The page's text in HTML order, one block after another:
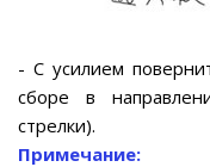
- С усилием
сборе в
стрелки).
Примечание: